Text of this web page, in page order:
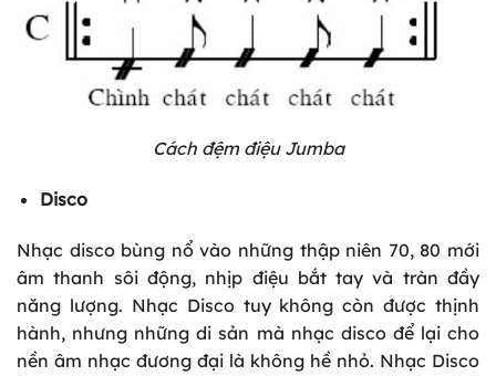
Cách đệm điệu Jumba
Disco
Nhạc disco bùng nổ vào những thập niên 70, 80 mới
âm thanh sôi động, nhịp điệu bắt tay và tràn đầy
năng lượng. Nhạc Disco tuy không còn được thịnh
hành, nhưng những di sản mà nhạc disco để lại cho
nền âm nhạc đương đại là không hề nhỏ. Nhạc Disco